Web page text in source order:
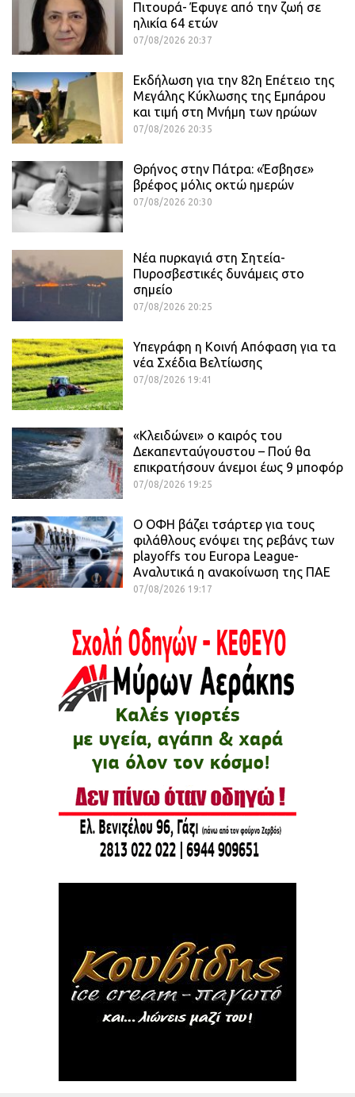
Πιτουρά- Έφυγε από την ζωή σε
ηλικία 64 ετών
07/08/2026 20:37
Εκδήλωση για την 82η Επέτειο της
Μεγάλης Κύκλωσης της Εμπάρου
και τιμή στη Μνήμη των ηρώων
07/08/2026 20:35
Θρήνος στην Πάτρα: «Έσβησε»
βρέφος μόλις οκτώ ημερών
07/08/2026 20:30
Νέα πυρκαγιά στη Σητεία-
Πυροσβεστικές δυνάμεις στο
σημείο
07/08/2026 20:25
Υπεγράφη η Κοινή Απόφαση για τα
νέα Σχέδια Βελτίωσης
07/08/2026 19:41
«Κλειδώνει» ο καιρός του
Δεκαπενταύγουστου – Πού θα
επικρατήσουν άνεμοι έως 9 μποφόρ
07/08/2026 19:25
Ο ΟΦΗ βάζει τσάρτερ για τους
φιλάθλους ενόψει της ρεβάνς των
playoffs του Europa League-
Αναλυτικά η ανακοίνωση της ΠΑΕ
07/08/2026 19:17